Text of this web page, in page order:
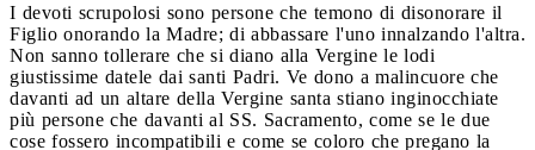
I devoti scrupolosi sono persone che temono di disonorare il
Figlio onorando la Madre; di abbassare l'uno innalzando l'altra.
Non sanno tollerare che si diano alla Vergine le lodi
giustissime datele dai santi Padri. Ve dono a malincuore che
davanti ad un altare della Vergine santa stiano inginocchiate
più persone che davanti al SS. Sacramento, come se le due
cose fossero incompatibili e come se coloro che pregano la